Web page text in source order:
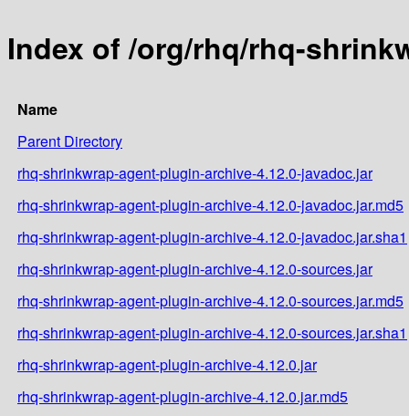
Index of /org/rhq/rhq-
Name
Parent Directory
rhq-shrinkwrap-agent-plugin-archive-4.12.0-javadoc.jar
rhq-shrinkwrap-agent-plugin-archive-4.12.0-javadoc.jar.md5
rhq-shrinkwrap-agent-plugin-archive-4.12.0-javadoc.jar.sha1
rhq-shrinkwrap-agent-plugin-archive-4.12.0-sources.jar
rhq-shrinkwrap-agent-plugin-archive-4.12.0-sources.jar.md5
rhq-shrinkwrap-agent-plugin-archive-4.12.0-sources.jar.sha1
rhq-shrinkwrap-agent-plugin-archive-4.12.0.jar
rhq-shrinkwrap-agent-plugin-archive-4.12.0.jar.md5